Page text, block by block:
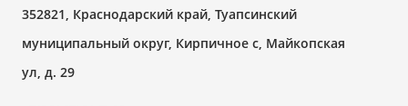
352821, Краснодарский край, Туапсинский
муниципальный округ, Кирпичное с, Майкопская
ул, д. 29